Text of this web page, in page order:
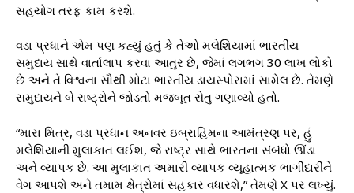
સહયોગ તરફ કામ કરશે.
વડા પ્રધાને એમ પણ કહ્યું હતું કે તેઓ મલેશિયામાં ભારતીય
સમુદાય સાથે વાર્તાલાપ કરવા આતુર છે, જેમાં લગભગ 30 લાખ લોકો
છે અને તે વિશ્વના સૌથી મોટા ભારતીય ડાયસ્પોરામાં સામેલ છે. તેમણે
સમુદાયને બે રાષ્ટ્રોને જોડતો મજબૂત સેતુ ગણાવ્યો હતો.
“મારા મિત્ર, વડા પ્રધાન અનવર ઇબ્રાહિમના આમંત્રણ પર, હું
મલેશિયાની મુલાકાત લઈશ, જે રાષ્ટ્ર સાથે ભારતના સંબંધો ઊંડા
અને વ્યાપક છે. આ મુલાકાત અમારી વ્યાપક વ્યૂહાત્મક ભાગીદારીને
વેગ આપશે અને તમામ ક્ષેત્રોમાં સહકાર વધારશે,” તેમણે X પર લખ્યું.